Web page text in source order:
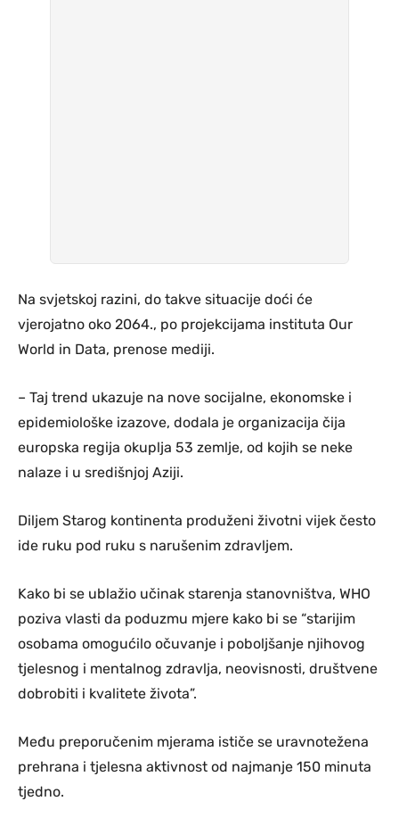
Na svjetskoj razini, do takve situacije doći će
vjerojatno oko 2064., po projekcijama instituta Our
World in Data, prenose mediji.
– Taj trend ukazuje na nove socijalne, ekonomske i
epidemiološke izazove, dodala je organizacija čija
europska regija okuplja 53 zemlje, od kojih se neke
nalaze i u središnjoj Aziji.
Diljem Starog kontinenta produženi životni vijek često
ide ruku pod ruku s narušenim zdravljem.
Kako bi se ublažio učinak starenja stanovništva, WHO
poziva vlasti da poduzmu mjere kako bi se “starijim
osobama omogućilo očuvanje i poboljšanje njihovog
tjelesnog i mentalnog zdravlja, neovisnosti, društvene
dobrobiti i kvalitete života”.
Među preporučenim mjerama ističe se uravnotežena
prehrana i tjelesna aktivnost od najmanje 150 minuta
tjedno.